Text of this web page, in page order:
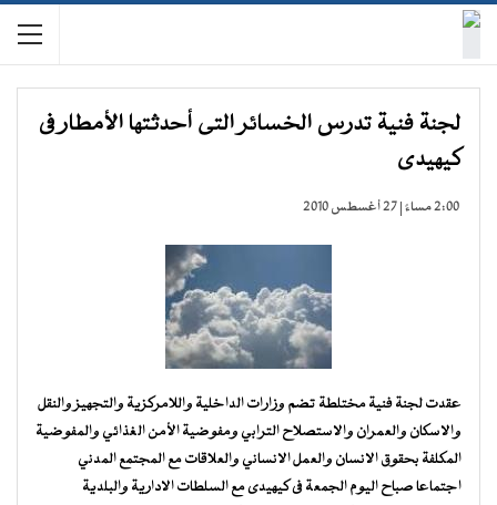
لجنة فنية تدرس الخسائر التى أحدثتها الأمطار فى
كيهيدى
2:00 مساءً | 27 أغسطس 2010
عقدت لجنة فنية مختلطة تضم وزارات الداخلية واللامركزية والتجهيز والنقل
والاسكان والعمران والاستصلاح الترابي ومفوضية الأمن الغذائي والمفوضية
المكلفة بحقوق الانسان والعمل الانساني والعلاقات مع المجتمع المدني
اجتماعا صباح اليوم الجمعة فى كيهيدى مع السلطات الادارية والبلدية